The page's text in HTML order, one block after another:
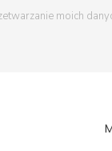
moich